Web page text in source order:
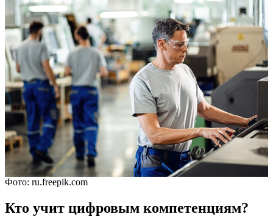
Фото: ru.freepik.com
Кто учит цифровым компетенциям?